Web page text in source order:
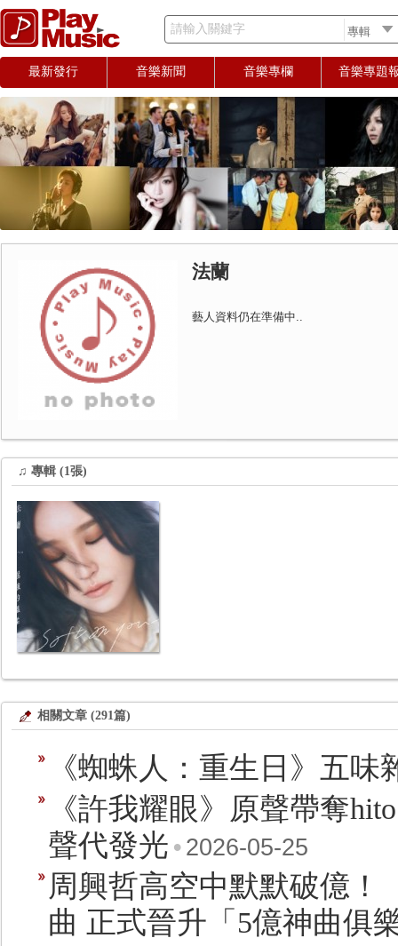
請輸入關鍵字
最新發行 音樂新聞 音樂專欄 音樂專題
法蘭
藝人資料仍在準備中..
♫ 專輯 (1張)
相關文章 (291篇)
《蜘蛛人：重生日》五
《許我耀眼》原聲帶奪
聲代發光 • 2026-05-25
周興哲高空中默默破億！
曲 正式晉升「5億神曲俱